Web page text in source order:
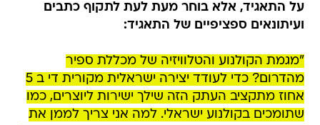
על התאגיד, אלא בוחר מעת לעת לתקוף כתבים
ועיתונאים ספציפיים של התאגיד:
"מגמת הקולנוע והטלוויזיה של מכללת ספיר
מהדרום? כדי לעודד יצירה ישראלית מקורית די ב 5
אחוז מתקציב העתק הזה שילך ישירות ליוצרים, כמו
שתומכים בקולנוע ישראלי. למה אני צריך לממן את